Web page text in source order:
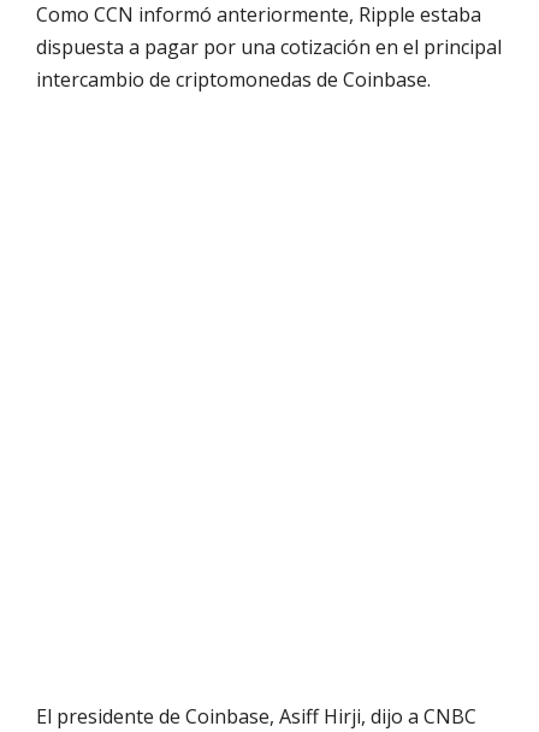
Como CCN informó anteriormente, Ripple estaba
dispuesta a pagar por una cotización en el principal
intercambio de criptomonedas de Coinbase.
El presidente de Coinbase, Asiff Hirji, dijo a CNBC